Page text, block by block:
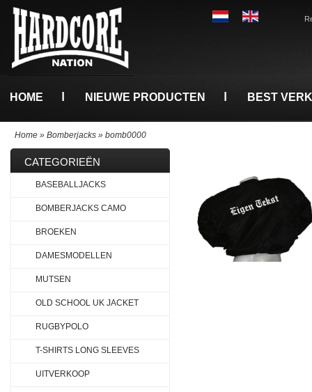
HOME NIEUWE PRODUCTEN BEST
Home » Bomberjacks » bomb0000
CATEGORIEËN
BASEBALLJACKS
BOMBERJACKS CAMO
BROEKEN
DAMESMODELLEN
MUTSEN
OLD SCHOOL UK JACKET
RUGBYPOLO
T-SHIRTS LONG SLEEVES
UITVERKOOP